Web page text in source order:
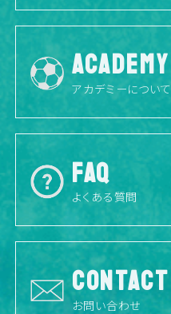
ACADEMY
アカデミーについて
FAQ
よくある質問
CONTACT
お問い合わせ